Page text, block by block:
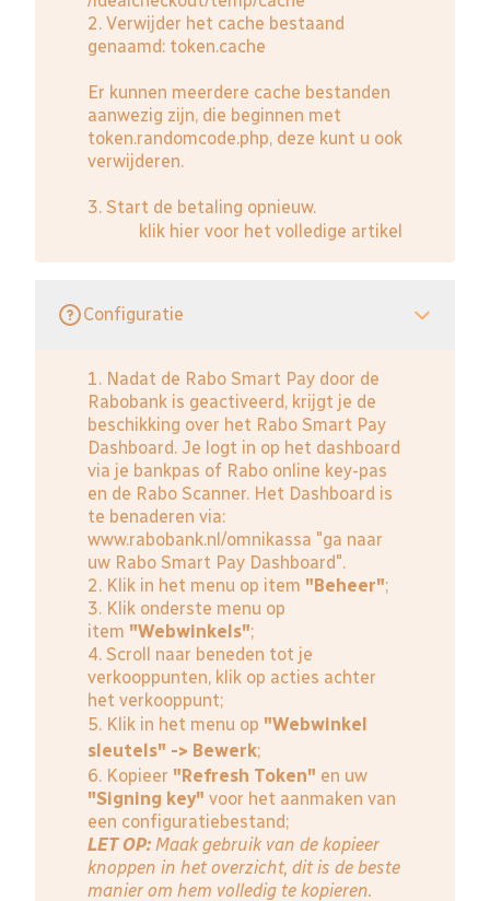
2. Verwijder het cache bestaand
genaamd: token.cache
Er kunnen meerdere cache bestanden
aanwezig zijn, die beginnen met
token.randomcode.php, deze kunt u ook
verwijderen.
3. Start de betaling opnieuw.
klik hier voor het volledige artikel
Configuratie
1. Nadat de Rabo Smart Pay door de
Rabobank is geactiveerd, krijgt je de
beschikking over het Rabo Smart Pay
Dashboard. Je logt in op het dashboard
via je bankpas of Rabo online key-pas
en de Rabo Scanner. Het Dashboard is
te benaderen via:
www.rabobank.nl/omnikassa "ga naar
uw Rabo Smart Pay Dashboard".
2. Klik in het menu op item "Beheer";
3. Klik onderste menu op
item "Webwinkels";
4. Scroll naar beneden tot je
verkooppunten, klik op acties achter
het verkooppunt;
5. Klik in het menu op "Webwinkel
sleutels" -> Bewerk;
6. Kopieer "Refresh Token" en uw
"Signing key" voor het aanmaken van
een configuratiebestand;
LET OP: Maak gebruik van de kopieer
knoppen in het overzicht, dit is de beste
manier om hem volledig te kopieren.